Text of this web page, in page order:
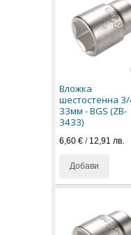
Вложка
шестостенна 3/
33мм - BGS (ZB-
3433)
6,60 € / 12,91 лв.
Добави